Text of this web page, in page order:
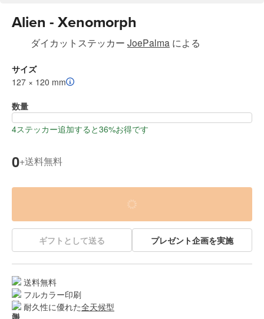
Alien - Xenomorph
ダイカットステッカー JoePalma による
サイズ
127 × 120 mm
数量
4ステッカー追加すると36%お得です
0+送料無料
ギフトとして送る プレゼント企画を実施
送料無料
フルカラー印刷
耐久性に優れた全天候型